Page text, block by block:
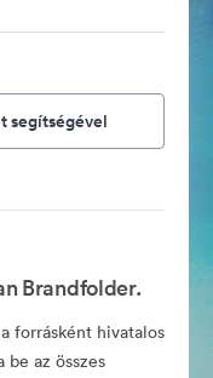
segítségével
Brandfolder.
forrásként hivatalos
be az összes